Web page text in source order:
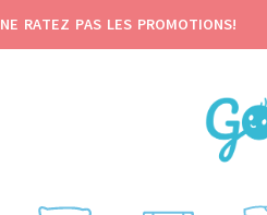
NE RATEZ PAS LES PROMOTIONS!